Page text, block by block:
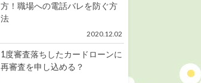
方！職場への電話バレを防ぐ方
法
2020.12.02
1度審査落ちしたカードローンに
再審査を申し込める？